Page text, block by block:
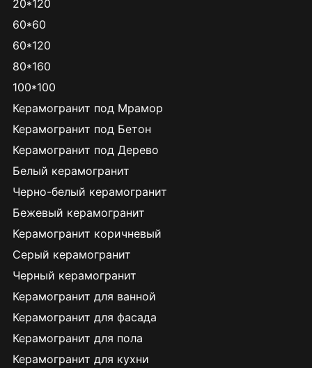
20*120
60*60
60*120
80*160
100*100
Керамогранит под Мрамор
Керамогранит под Бетон
Керамогранит под Дерево
Белый керамогранит
Черно-белый керамогранит
Бежевый керамогранит
Керамогранит коричневый
Серый керамогранит
Черный керамогранит
Керамогранит для ванной
Керамогранит для фасада
Керамогранит для пола
Керамогранит для кухни